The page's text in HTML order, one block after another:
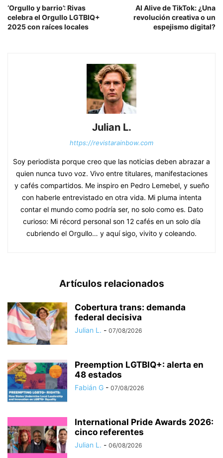
‘Orgullo y barrio’: Rivas
celebra el Orgullo LGTBIQ+
2025 con raíces locales
AI Alive de TikTok: ¿Una
revolución creativa o un
espejismo digital?
Julian L.
https://revistarainbow.com
Soy periodista porque creo que las noticias deben abrazar a
quien nunca tuvo voz. Vivo entre titulares, manifestaciones
y cafés compartidos. Me inspiro en Pedro Lemebel, y sueño
con haberle entrevistado en otra vida. Mi pluma intenta
contar el mundo como podría ser, no solo como es. Dato
curioso: Mi récord personal son 12 cafés en un solo día
cubriendo el Orgullo… y aquí sigo, vivito y coleando.
Artículos relacionados
Cobertura trans: demanda
federal decisiva
Julian L. - 07/08/2026
Preemption LGTBIQ+: alerta en
48 estados
Fabián G - 07/08/2026
International Pride Awards 2026:
cinco referentes
Julian L. - 06/08/2026